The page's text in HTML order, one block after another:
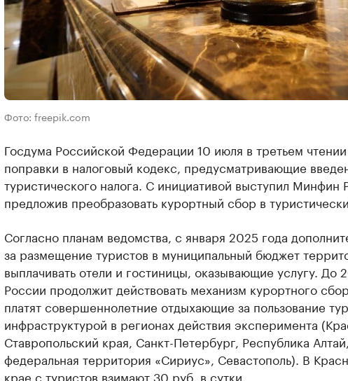
Фото: freepik.com
Госдума Российской Федерации 10 июля в третьем
поправки в налоговый кодекс, предусматривающие
туристического налога. С инициативой выступил Минфин
предложив преобразовать курортный сбор в
Согласно планам ведомства, с января 2025 года
за размещение туристов в муниципальный бюджет
выплачивать отели и гостиницы, оказывающие услугу. До
России продолжит действовать механизм курортного
платят совершеннолетние отдыхающие за пользование
инфраструктурой в регионах действия эксперимента
Ставропольский края, Санкт-Петербург, Республика Алтай,
федеральная территория «Сириус», Севастополь). В
крае с туристов взимают 30 руб. в сутки.